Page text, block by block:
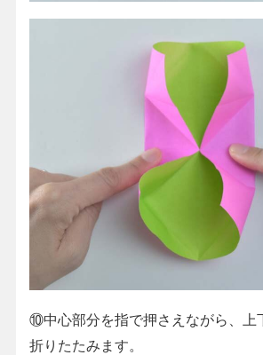
⑩中心部分を指で押さえながら、上
折りたたみます。